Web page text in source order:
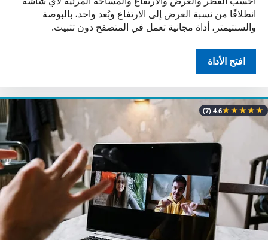
انطلاقًا من نسبة العرض إلى الارتفاع وبُعد واحد، بالبوصة
والسنتيمتر، أداة مجانية تعمل في المتصفح دون تثبيت.
افتح الأداة
★
★
★
★
★
4.6
(7)